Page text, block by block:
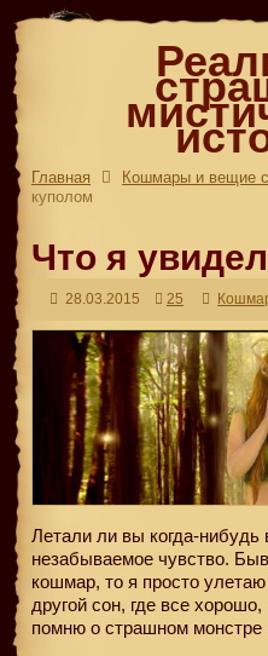
Главная Кошмары и вещие
куполом
Что я
28.03.2015 25
Летали ли вы когда-
незабываемое чувство.
кошмар, то я просто
другой сон, где все
помню о страшном монстре